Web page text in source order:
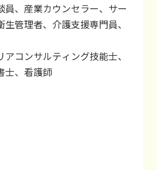
員、産業カウンセラー、サー
生管理者、介護支援専門員、
コンサルティング技能士、
士、看護師